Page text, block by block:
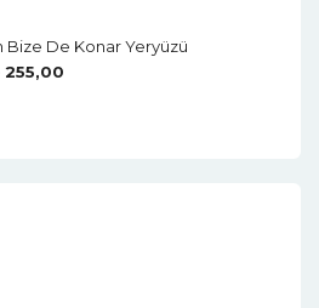
Bize De Konar Yeryüzü
255,00